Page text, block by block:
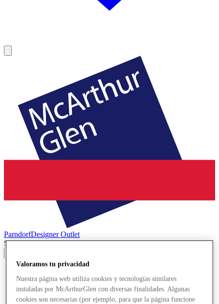
ParndorfDesigner Outlet
Search input
Valoramos tu privacidad
Nuestra página web utiliza cookies y tecnologías similares
instaladas por McArthurGlen con diversas finalidades. Algunas
cookies son necesarias (por ejemplo, para que la página funcione